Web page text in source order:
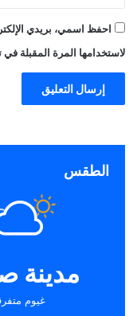
احفظ اسمي، بريدي
لاستخدامها المرة المقبلة في
الطقس
مدينة
غيوم